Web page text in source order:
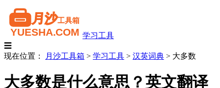
学习工具
☰
现在位置：
月沙工具箱 > 学习工具 > 汉英词典 > 大多数
大多数是什么意思？英文翻译